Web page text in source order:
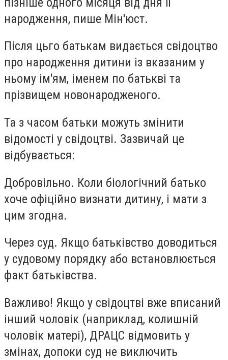
народження, пише Мін'юст.
Після цьго батькам видається свідоцтво
про народження дитини із вказаним у
ньому ім'ям, іменем по батькві та
прізвищем новонародженого.
Та з часом батьки можуть змінити
відомості у свідоцтві. Зазвичай це
відбувається:
Добровільно. Коли біологічний батько
хоче офіційно визнати дитину, і мати з
цим згодна.
Через суд. Якщо батьківство доводиться
у судовому порядку або встановлюється
факт батьківства.
Важливо! Якщо у свідоцтві вже вписаний
інший чоловік (наприклад, колишній
чоловік матері), ДРАЦС відмовить у
змінах, допоки суд не виключить